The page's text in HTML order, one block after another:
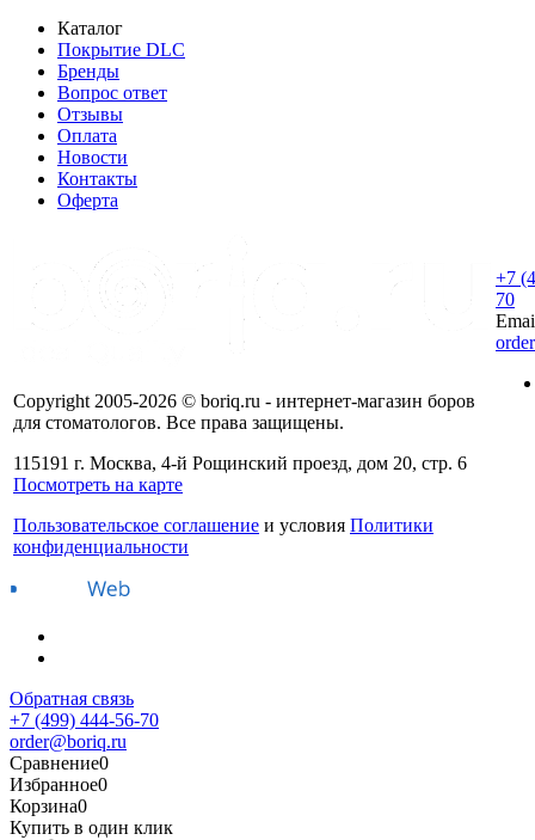
Каталог
Покрытие DLC
Бренды
Вопрос ответ
Отзывы
Оплата
Новости
Контакты
Оферта
Copyright 2005-2026 © boriq.ru - интернет-магазин боров
для стоматологов. Все права защищены.
115191 г. Москва, 4-й Рощинский проезд, дом 20, стр. 6
Посмотреть на карте
Пользовательское соглашение и условия Политики
конфиденциальности
+7
70
Обратная связь
+7 (499) 444-56-70
order@boriq.ru
Сравнение0
Избранное0
Корзина0
Купить в один клик